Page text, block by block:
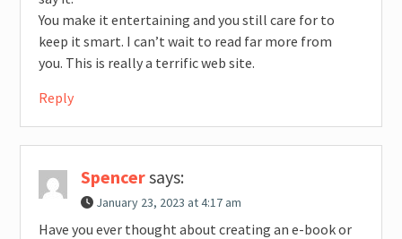
You make it entertaining and you still care for to
keep it smart. I can’t wait to read far more from
you. This is really a terrific web site.
Reply
Spencersays:
January 23, 2023 at 4:17 am
Have you ever thought about creating an e-book or